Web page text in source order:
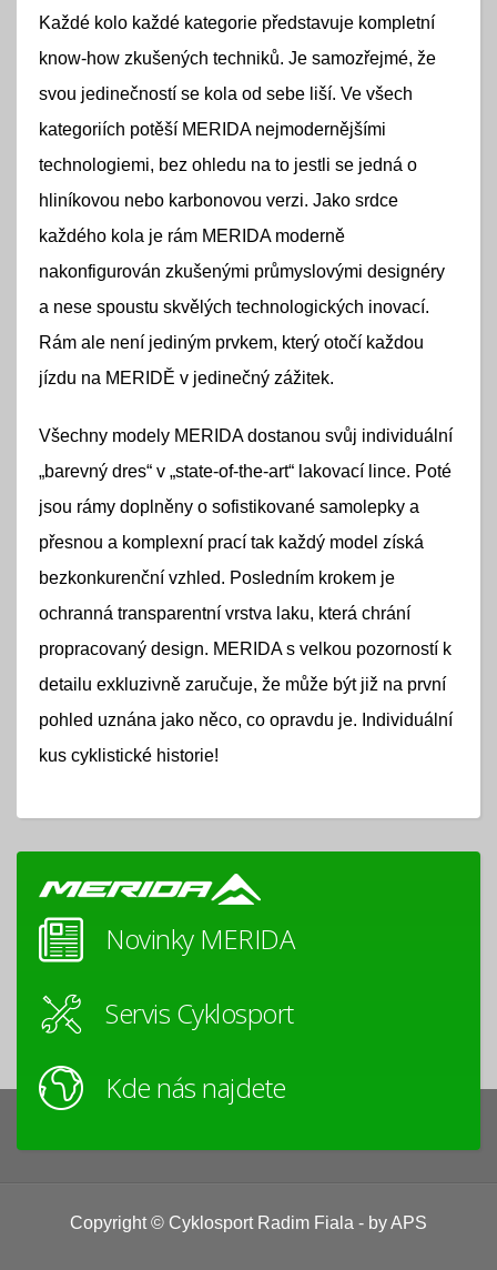
Každé kolo každé kategorie představuje kompletní
know-how zkušených techniků. Je samozřejmé, že
svou jedinečností se kola od sebe liší. Ve všech
kategoriích potěší MERIDA nejmodernějšími
technologiemi, bez ohledu na to jestli se jedná o
hliníkovou nebo karbonovou verzi. Jako srdce
každého kola je rám MERIDA moderně
nakonfigurován zkušenými průmyslovými designéry
a nese spoustu skvělých technologických inovací.
Rám ale není jediným prvkem, který otočí každou
jízdu na MERIDĚ v jedinečný zážitek.
Všechny modely MERIDA dostanou svůj individuální
„barevný dres“ v „state-of-the-art“ lakovací lince. Poté
jsou rámy doplněny o sofistikované samolepky a
přesnou a komplexní prací tak každý model získá
bezkonkurenční vzhled. Posledním krokem je
ochranná transparentní vrstva laku, která chrání
propracovaný design. MERIDA s velkou pozorností k
detailu exkluzivně zaručuje, že může být již na první
pohled uznána jako něco, co opravdu je. Individuální
kus cyklistické historie!
Novinky MERIDA
Servis Cyklosport
Kde nás najdete
Copyright © Cyklosport Radim Fiala - by APS